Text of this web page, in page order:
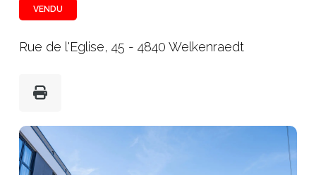
VENDU
Rue de l'Eglise, 45 - 4840 Welkenraedt
Photo
de
l'album